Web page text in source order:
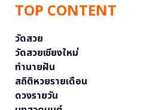
TOP CONTENT
วัดสวย
วัดสวยเชียงใหม่
ทำนายฝัน
สถิติหวยรายเดือน
ดวงรายวัน